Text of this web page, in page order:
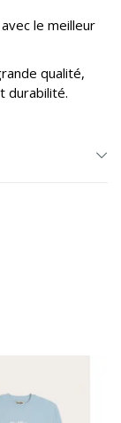
le meilleur
qualité,
durabilité.